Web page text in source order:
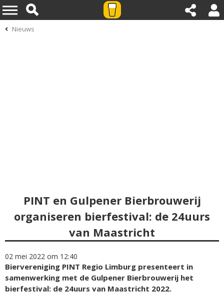
Nieuws
PINT en Gulpener Bierbrouwerij
organiseren bierfestival: de 24uurs
van Maastricht
02 mei 2022 om 12:40
Biervereniging PINT Regio Limburg presenteert in
samenwerking met de Gulpener Bierbrouwerij het
bierfestival: de 24uurs van Maastricht 2022.